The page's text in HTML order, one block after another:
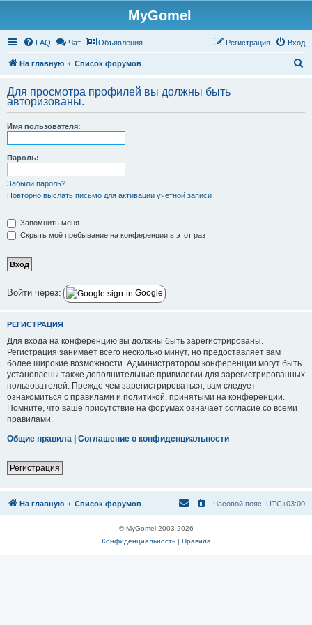
MyGomel
FAQ Чат Объявления Вход
Регистрация
На главную Список форумов
с
Для просмотра профилей вы должны быть
авторизованы.
Имя пользователя:
Пароль:
Забыли пароль?
Повторно выслать письмо для активации учётной записи
Запомнить меня
Скрыть моё пребывание на конференции в этот раз
Войти через: Google
РЕГИСТРАЦИЯ
Для входа на конференцию вы должны быть зарегистрированы.
Регистрация занимает всего несколько минут, но предоставляет вам
более широкие возможности. Администратором конференции могут быть
установлены также дополнительные привилегии для зарегистрированных
пользователей. Прежде чем зарегистрироваться, вам следует
ознакомиться с правилами и политикой, принятыми на конференции.
Помните, что ваше присутствие на форумах означает согласие со всеми
правилами.
Общие правила | Соглашение о конфиденциальности
Регистрация
На главную Список форумов Часовой пояс: UTC+03:00
© MyGomel 2003-2026
Конфиденциальность| Правила